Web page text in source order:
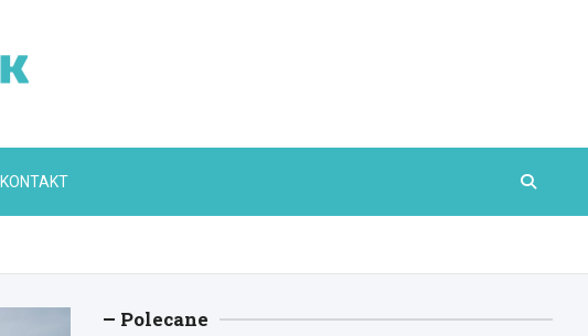
KONTAKT
Polecane